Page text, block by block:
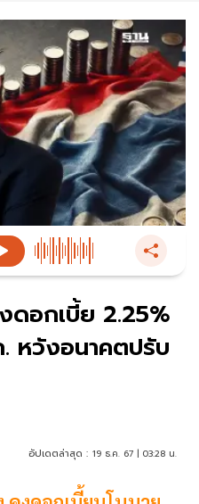
ดอกเบี้ย 2.25%
หวังอนาคตปรับ
อัปเดตล่าสุด : 19 ธ.ค. 67 | 03:28 น.